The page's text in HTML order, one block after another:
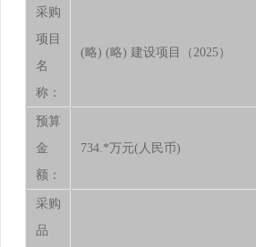
采购
项目
名
称：
(略) (略) 建设项目（2025）
预算
金
额：
734.*万元(人民币)
采购
品